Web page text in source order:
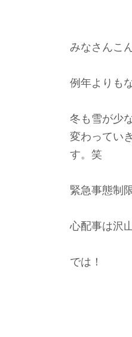
みなさんこ
例年よりも
冬も雪が少
変わってい
す。笑
緊急事態制
心配事は沢
では！